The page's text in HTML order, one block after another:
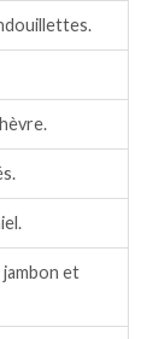
jambon et